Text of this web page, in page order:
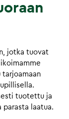
jotka tuovat
tuotettu ja
laatua.